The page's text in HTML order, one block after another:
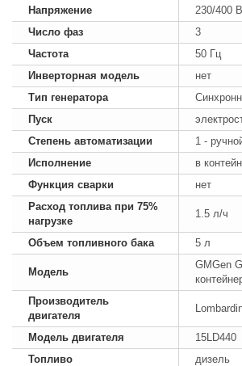
Напряжение
230/400 В
Число фаз
3
Частота
50 Гц
Инверторная модель
нет
Тип генератора
Пуск
Степень автоматизации
1 -
Исполнение
в
Функция сварки
нет
Расход топлива при 75%
нагрузке
1.5 л/ч
Объем топливного бака 5 л
Модель
GMGen
Производитель
двигателя
Модель двигателя
15LD440
Топливо
дизель